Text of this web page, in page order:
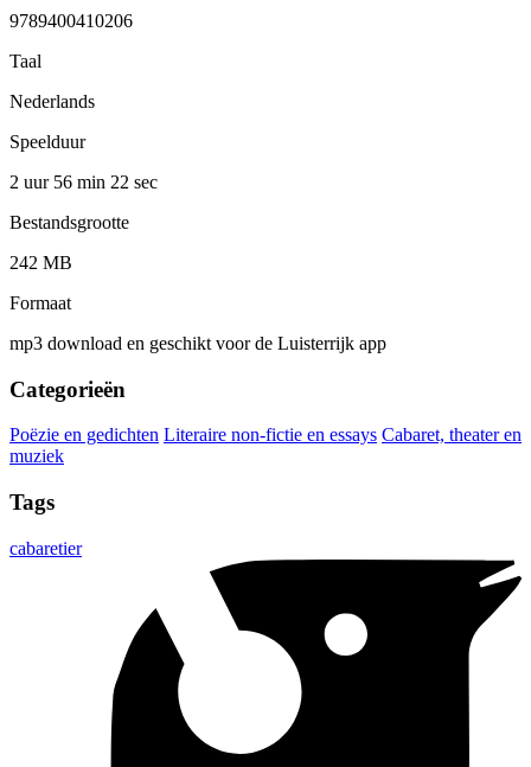
9789400410206
Taal
Nederlands
Speelduur
2 uur 56 min 22 sec
Bestandsgrootte
242 MB
Formaat
mp3 download en geschikt voor de Luisterrijk app
Categorieën
Poëzie en gedichten Literaire non-fictie en essays Cabaret, theater en
muziek
Tags
cabaretier